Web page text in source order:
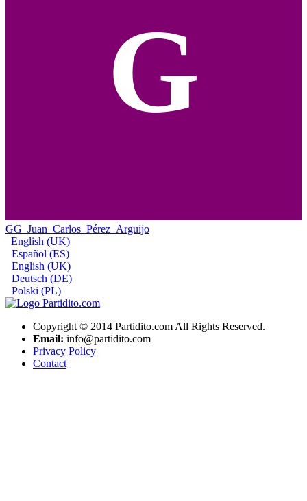
G
GG_Juan_Carlos_Pérez_Arguijo
English (UK)
Español (ES)
English (UK)
Deutsch (DE)
Polski (PL)
Copyright © 2014 Partidito.com All Rights Reserved.
Email: info@partidito.com
Privacy Policy
Contact